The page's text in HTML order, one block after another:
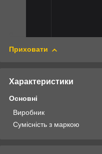
Приховати
Характеристики
Основні
Виробник
Сумісність з маркою